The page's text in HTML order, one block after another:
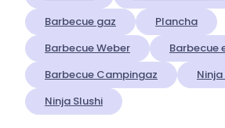
Barbecue gaz
Plancha
Barbecue Weber
Barbecue
Barbecue Campingaz
Ninja Slushi